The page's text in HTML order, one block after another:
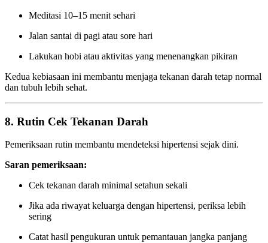
Meditasi 10–15 menit sehari
Jalan santai di pagi atau sore hari
Lakukan hobi atau aktivitas yang menenangkan pikiran
Kedua kebiasaan ini membantu menjaga tekanan darah tetap normal
dan tubuh lebih sehat.
8. Rutin Cek Tekanan Darah
Pemeriksaan rutin membantu mendeteksi hipertensi sejak dini.
Saran pemeriksaan:
Cek tekanan darah minimal setahun sekali
Jika ada riwayat keluarga dengan hipertensi, periksa lebih
sering
Catat hasil pengukuran untuk pemantauan jangka panjang